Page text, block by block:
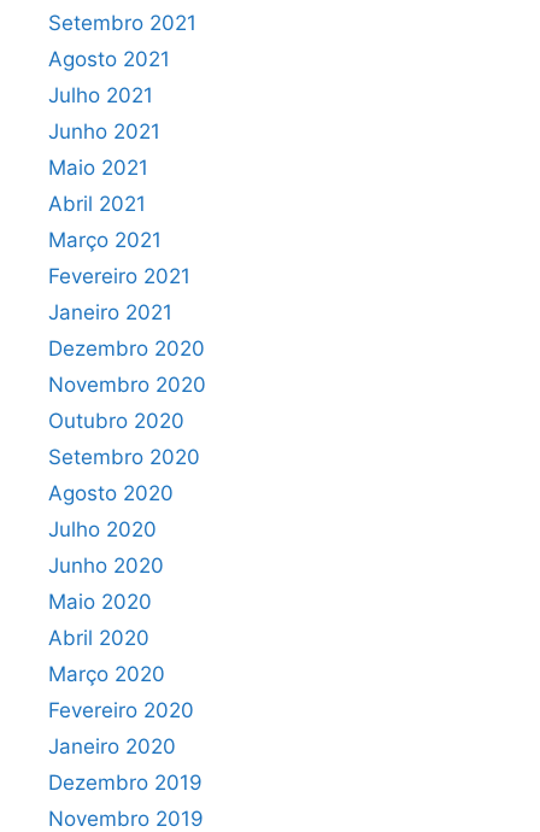
Setembro 2021
Agosto 2021
Julho 2021
Junho 2021
Maio 2021
Abril 2021
Março 2021
Fevereiro 2021
Janeiro 2021
Dezembro 2020
Novembro 2020
Outubro 2020
Setembro 2020
Agosto 2020
Julho 2020
Junho 2020
Maio 2020
Abril 2020
Março 2020
Fevereiro 2020
Janeiro 2020
Dezembro 2019
Novembro 2019